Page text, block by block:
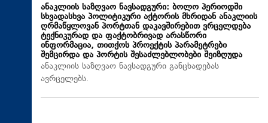
ანაკლიის საზღვაო ნავსადგური: ბოლო პერიოდში
სხვადასხვა პოლიტიკური აქტორის მხრიდან ანაკლიის
ღრმაწყლოვან პორტთან დაკავშირებით ვრცელდება
ტექნიკურად და ფაქტობრივად არასწორი
ინფორმაცია, თითქოს პროექტის პარამეტრები
შემცირდა და პორტის შესაძლებლობები შეიზღუდა
ანაკლიის საზღვაო ნავსადგური განცხადებას
ავრცელებს.